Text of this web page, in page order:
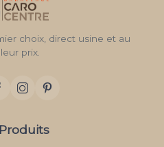
choix, direct usine et au
prix.